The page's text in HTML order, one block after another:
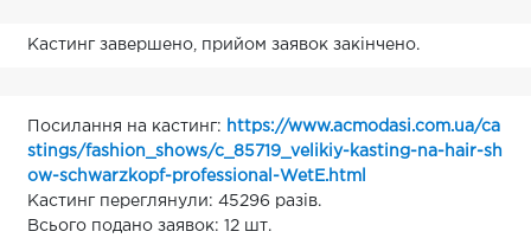
Кастинг завершено, прийом заявок закінчено.
Посилання на кастинг: https://www.acmodasi.com.ua/ca
stings/fashion_shows/c_85719_velikiy-kasting-na-hair-sh
ow-schwarzkopf-professional-WetE.html
Кастинг переглянули: 45296 разів.
Всього подано заявок: 12 шт.